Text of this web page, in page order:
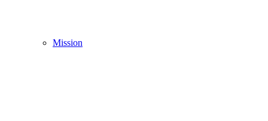
Mission